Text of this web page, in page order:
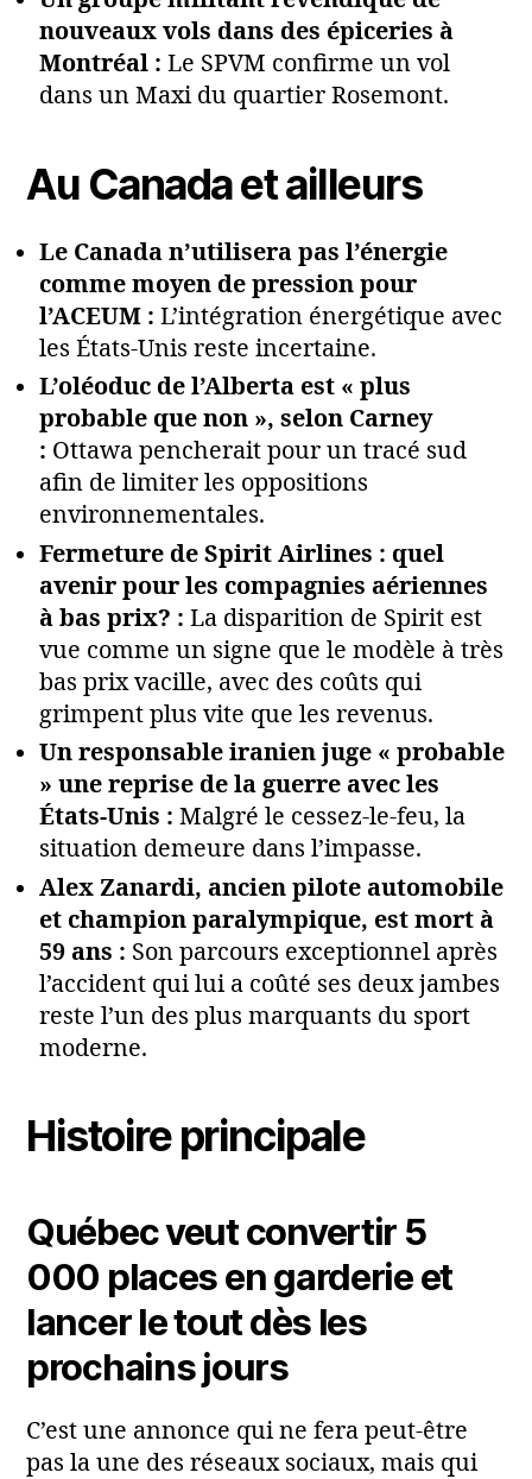
nouveaux vols dans des épiceries à
Montréal : Le SPVM confirme un vol
dans un Maxi du quartier Rosemont.
Au Canada et ailleurs
Le Canada n’utilisera pas l’énergie
comme moyen de pression pour
l’ACEUM : L’intégration énergétique avec
les États-Unis reste incertaine.
L’oléoduc de l’Alberta est « plus
probable que non », selon Carney
: Ottawa pencherait pour un tracé sud
afin de limiter les oppositions
environnementales.
Fermeture de Spirit Airlines : quel
avenir pour les compagnies aériennes
à bas prix? : La disparition de Spirit est
vue comme un signe que le modèle à très
bas prix vacille, avec des coûts qui
grimpent plus vite que les revenus.
Un responsable iranien juge « probable
» une reprise de la guerre avec les
États-Unis : Malgré le cessez-le-feu, la
situation demeure dans l’impasse.
Alex Zanardi, ancien pilote automobile
et champion paralympique, est mort à
59 ans : Son parcours exceptionnel après
l’accident qui lui a coûté ses deux jambes
reste l’un des plus marquants du sport
moderne.
Histoire principale
Québec veut convertir 5
000 places en garderie et
lancer le tout dès les
prochains jours
C’est une annonce qui ne fera peut‑être
pas la une des réseaux sociaux, mais qui